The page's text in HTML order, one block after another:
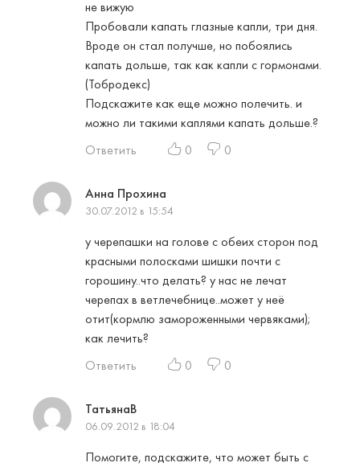
не вижую
Пробовали капать глазные капли, три дня.
Вроде он стал получше, но побоялись
капать дольше, так как капли с гормонами.
(Тобродекс)
Подскажите как еще можно полечить. и
можно ли такими каплями капать дольше.?
Ответить
0 0
Анна Прохина
30.07.2012 в 15:54
у черепашки на голове с обеих сторон под
красными полосками шишки почти с
горошину..что делать? у нас не лечат
черепах в ветлечебнице..может у неё
отит(кормлю замороженными червяками);
как лечить?
Ответить
0 0
ТатьянаВ
06.09.2012 в 18:04
Помогите, подскажите, что может быть с